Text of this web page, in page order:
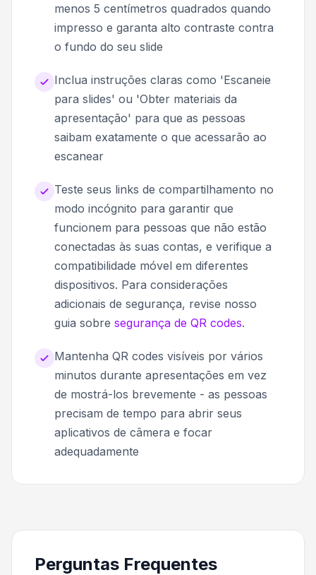
menos 5 centímetros quadrados quando
impresso e garanta alto contraste contra
o fundo do seu slide
Inclua instruções claras como 'Escaneie
para slides' ou 'Obter materiais da
apresentação' para que as pessoas
saibam exatamente o que acessarão ao
escanear
Teste seus links de compartilhamento no
modo incógnito para garantir que
funcionem para pessoas que não estão
conectadas às suas contas, e verifique a
compatibilidade móvel em diferentes
dispositivos. Para considerações
adicionais de segurança, revise nosso
guia sobre segurança de QR codes.
Mantenha QR codes visíveis por vários
minutos durante apresentações em vez
de mostrá-los brevemente - as pessoas
precisam de tempo para abrir seus
aplicativos de câmera e focar
adequadamente
Perguntas Frequentes